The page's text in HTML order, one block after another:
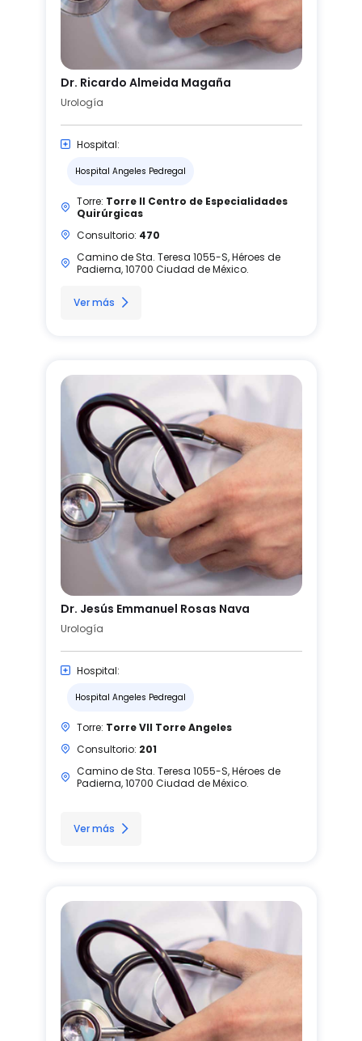
Dr. Ricardo Almeida Magaña
Urología
Hospital:
Hospital Angeles Pedregal
Torre: Torre II Centro de Especialidades
Quirúrgicas
Consultorio: 470
Camino de Sta. Teresa 1055-S, Héroes de
Padierna, 10700 Ciudad de México.
Ver más
Dr. Jesús Emmanuel Rosas Nava
Urología
Hospital:
Hospital Angeles Pedregal
Torre: Torre VII Torre Angeles
Consultorio: 201
Camino de Sta. Teresa 1055-S, Héroes de
Padierna, 10700 Ciudad de México.
Ver más